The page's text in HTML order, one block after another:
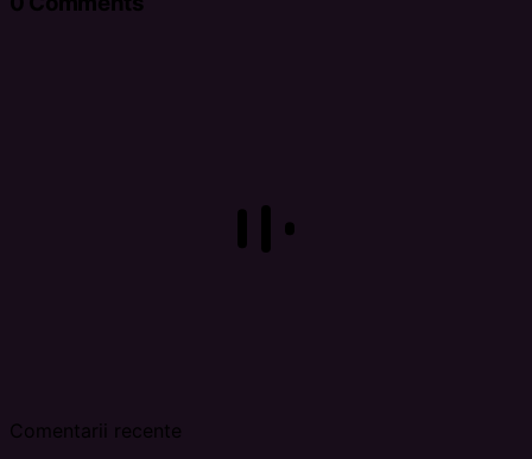
Comentarii recente